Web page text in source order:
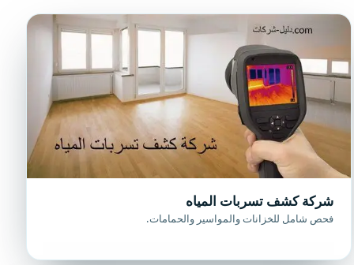
شركة كشف تسربات المياه
فحص شامل للخزانات والمواسير والحمامات.